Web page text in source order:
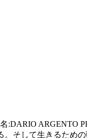
:DARIO ARGENTO
そして生きるため